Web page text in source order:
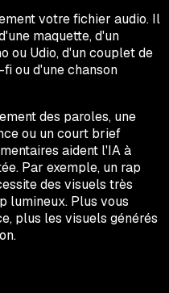
votre fichier audio. Il
maquette, d'un
ou Udio, d'un couplet de
ou d'une chanson
des paroles, une
ou un court brief
aident l'IA à
Par exemple, un rap
des visuels très
lumineux. Plus vous
plus les visuels générés